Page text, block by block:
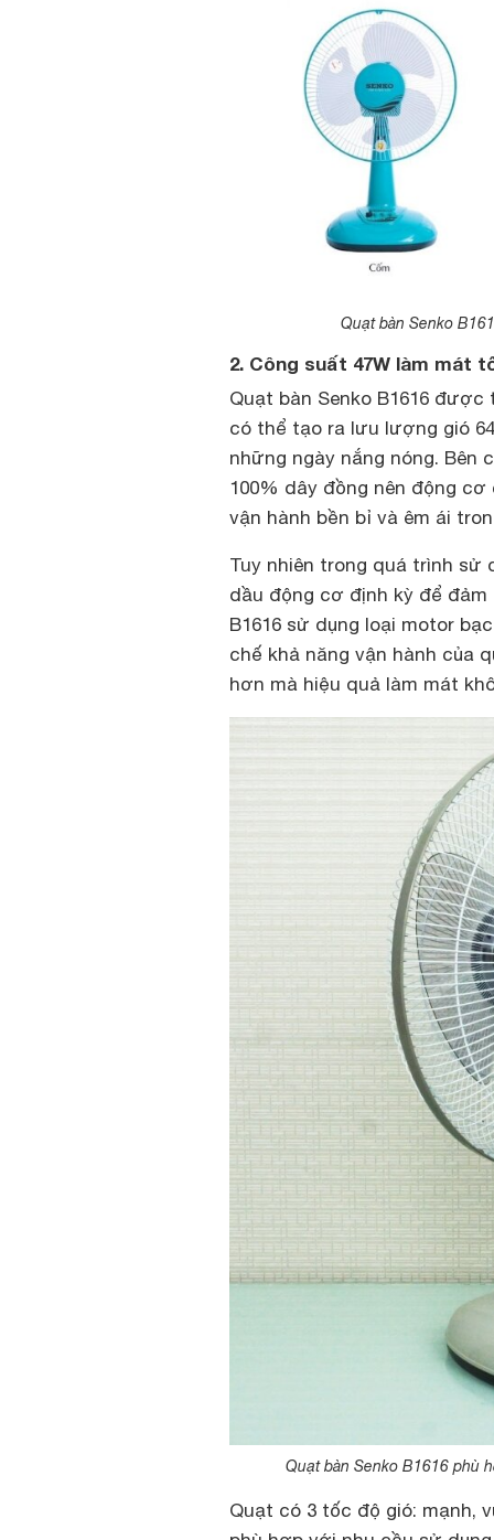
Quạt bàn Senko
2. Công suất 47W làm mát
Quạt bàn Senko B1616
có thể tạo ra lưu lượng gió
những ngày nắng nóng.
100% dây đồng nên động cơ
vận hành bền bỉ và êm ái
Tuy nhiên trong quá trình sử
dầu động cơ định kỳ để
B1616 sử dụng loại motor
chế khả năng vận hành của
hơn mà hiệu quả làm mát
Quạt bàn Senko B1616 phù
Quạt có 3 tốc độ gió: mạnh,